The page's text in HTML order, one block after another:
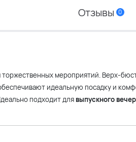
Отзывы 0
мероприятий. Верх-
идеальную посадку и
подходит для выпускного